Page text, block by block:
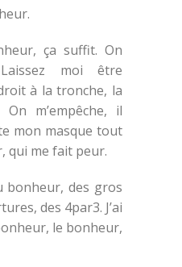
ça suffit. On
moi être
à la tronche, la
m’empêche, il
mon masque tout
qui me fait peur.
bonheur, des gros
des 4par3. J’ai
le bonheur,